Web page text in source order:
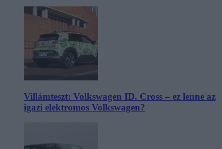
Villámteszt: Volkswagen ID. Cross – ez lenne az
igazi elektromos Volkswagen?